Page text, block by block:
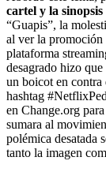
cartel y la
“Guapis”, la
al ver la promoción
plataforma
desagrado hizo
un boicot en
hashtag
en Change.org
sumara al
polémica desatada
tanto la imagen